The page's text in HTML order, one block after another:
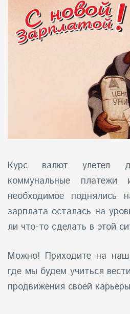
Курс валют улетел
коммунальные
необходимое
зарплата осталась на
ли что-то сделать в этой
Можно! Приходите на
где мы будем учиться
продвижения своей